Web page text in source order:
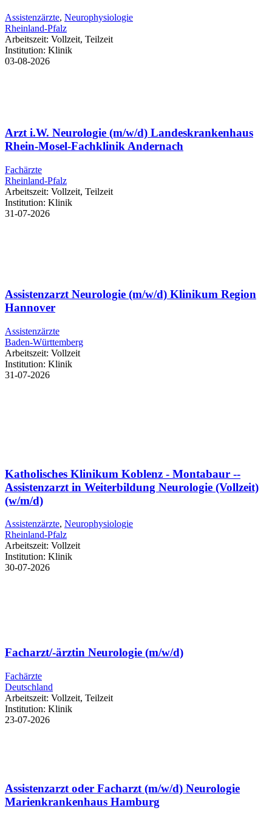
Assistenzärzte, Neurophysiologie
Rheinland-Pfalz
Arbeitszeit: Vollzeit, Teilzeit
Institution: Klinik
03-08-2026
Arzt i.W. Neurologie (m/w/d) Landeskrankenhaus
Rhein-Mosel-Fachklinik Andernach
Fachärzte
Rheinland-Pfalz
Arbeitszeit: Vollzeit, Teilzeit
Institution: Klinik
31-07-2026
Assistenzarzt Neurologie (m/w/d) Klinikum Region
Hannover
Assistenzärzte
Baden-Württemberg
Arbeitszeit: Vollzeit
Institution: Klinik
31-07-2026
Katholisches Klinikum Koblenz - Montabaur --
Assistenzarzt in Weiterbildung Neurologie (Vollzeit)
(w/m/d)
Assistenzärzte, Neurophysiologie
Rheinland-Pfalz
Arbeitszeit: Vollzeit
Institution: Klinik
30-07-2026
Facharzt/-ärztin Neurologie (m/w/d)
Fachärzte
Deutschland
Arbeitszeit: Vollzeit, Teilzeit
Institution: Klinik
23-07-2026
Assistenzarzt oder Facharzt (m/w/d) Neurologie
Marienkrankenhaus Hamburg